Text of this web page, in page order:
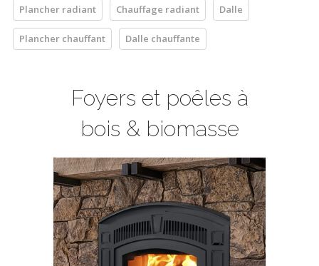
Plancher radiant Chauffage radiant Dalle
Plancher chauffant Dalle chauffante
Foyers et poêles à
bois & biomasse